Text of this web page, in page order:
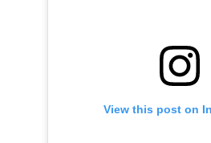
View this post on